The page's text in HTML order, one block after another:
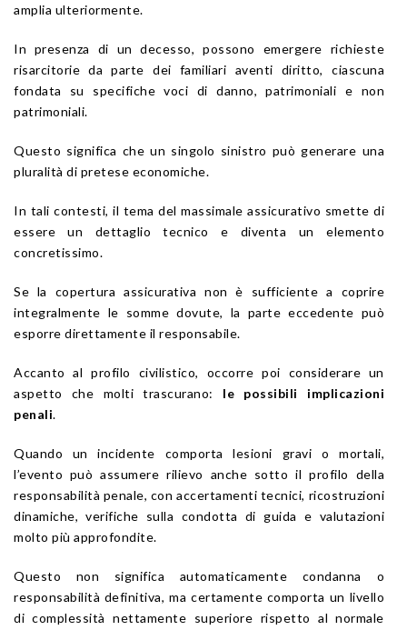
amplia ulteriormente.
In presenza di un decesso, possono emergere richieste
risarcitorie da parte dei familiari aventi diritto, ciascuna
fondata su specifiche voci di danno, patrimoniali e non
patrimoniali.
Questo significa che un singolo sinistro può generare una
pluralità di pretese economiche.
In tali contesti, il tema del massimale assicurativo smette di
essere un dettaglio tecnico e diventa un elemento
concretissimo.
Se la copertura assicurativa non è sufficiente a coprire
integralmente le somme dovute, la parte eccedente può
esporre direttamente il responsabile.
Accanto al profilo civilistico, occorre poi considerare un
aspetto che molti trascurano: le possibili implicazioni
penali.
Quando un incidente comporta lesioni gravi o mortali,
l’evento può assumere rilievo anche sotto il profilo della
responsabilità penale, con accertamenti tecnici, ricostruzioni
dinamiche, verifiche sulla condotta di guida e valutazioni
molto più approfondite.
Questo non significa automaticamente condanna o
responsabilità definitiva, ma certamente comporta un livello
di complessità nettamente superiore rispetto al normale